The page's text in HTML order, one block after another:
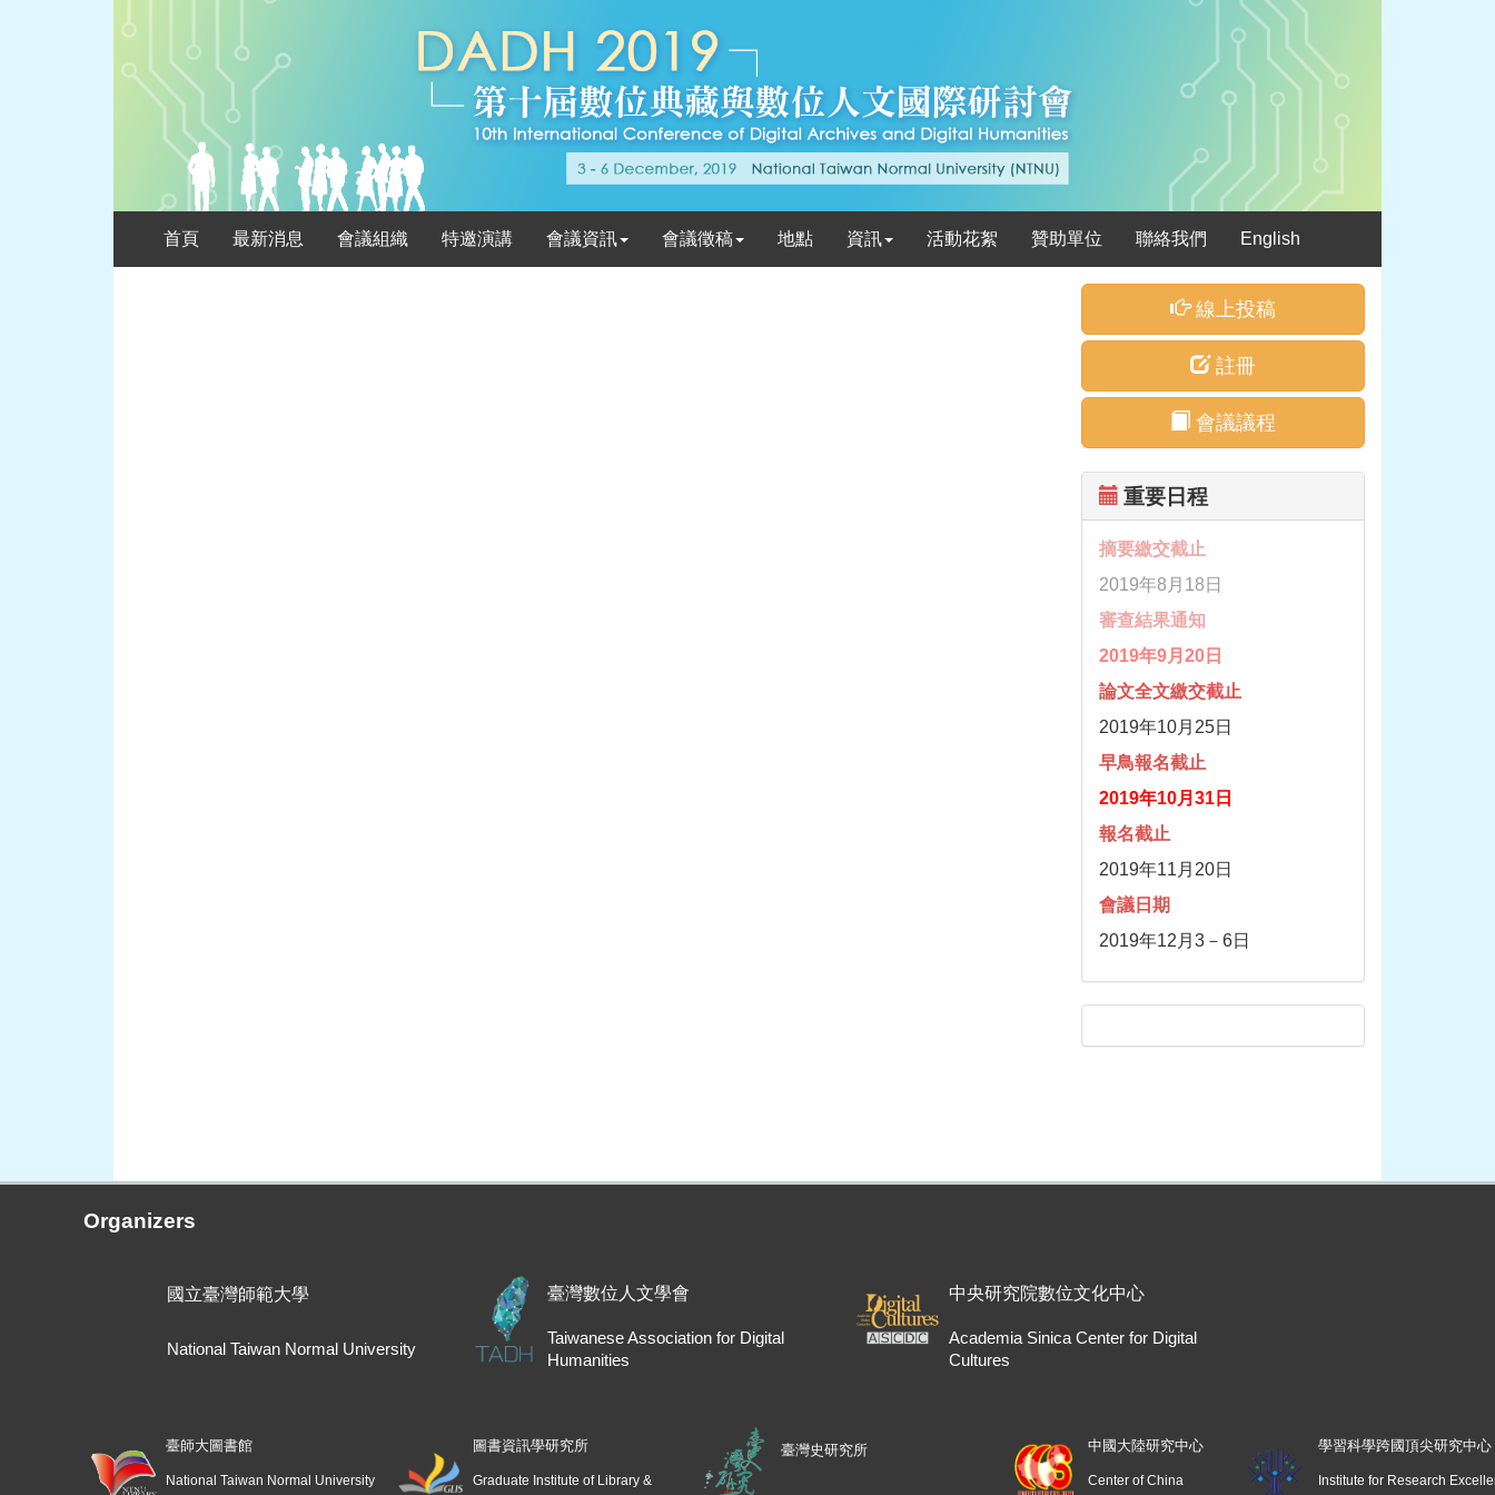
首頁 最新消息 會議組織 特邀演講 會議資訊 會議徵稿 地點 資訊 活動花絮 贊助單位 聯絡我們 English
線上投稿
註冊
會議議程
重要日程
摘要繳交截止
2019年8月18日
審查結果通知
2019年9月20日
論文全文繳交截止
2019年10月25日
早鳥報名截止
2019年10月31日
報名截止
2019年11月20日
會議日期
2019年12月3－6日
Organizers
國立臺灣師範大學
National Taiwan Normal University
臺灣數位人文學會
Taiwanese Association for Digital
Humanities
中央研究院數位文化中心
Academia Sinica Center for Digital
Cultures
臺師大圖書館
National Taiwan Normal University
圖書資訊學研究所
Graduate Institute of Library &
臺灣史研究所 中國大陸研究中心
Center of China
學習科學跨國頂尖研究中心
Institute for Research